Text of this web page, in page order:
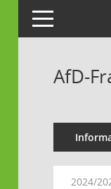
Toggle navigation
AfD-
2024/